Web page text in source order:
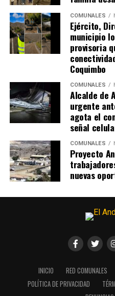
COMUNALES
Ejército,
municipio
provisoria
Coquimbo
COMUNALES
Alcalde de
urgente
agota el
señal
COMUNALES
Proyecto
nuevas
INICIO RED COMUNALES
POLÍTICA DE PRIVACIDAD